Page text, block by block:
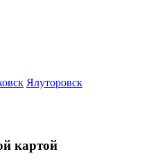
Ялуторовск
картой